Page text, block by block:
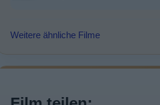
Weitere ähnliche Filme